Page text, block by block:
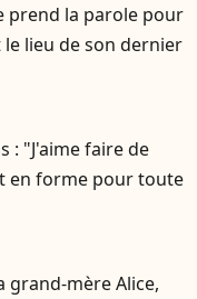
prend la parole pour
lieu de son dernier
: "J'aime faire de
en forme pour toute
grand-mère Alice,